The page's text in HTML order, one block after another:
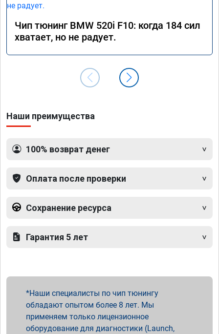
Чип тюнинг BMW 520i F10: когда 184 сил
хватает, но не радует.
Наши преимущества
100% возврат денег
Оплата после проверки
Сохранение ресурса
Гарантия 5 лет
Наши специалисты по чип тюнингу
обладают опытом более 8 лет. Мы
применяем только лицензионное
оборудование для диагностики (Launch,